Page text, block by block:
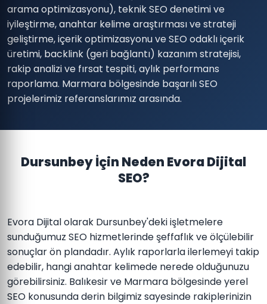
arama optimizasyonu), teknik SEO denetimi ve
iyileştirme, anahtar kelime araştırması ve strateji
geliştirme, içerik optimizasyonu ve SEO odaklı içerik
üretimi, backlink (geri bağlantı) kazanım stratejisi,
rakip analizi ve fırsat tespiti, aylık performans
raporlama. Marmara bölgesinde başarılı SEO
projelerimiz referanslarımız arasında.
Dursunbey İçin Neden Evora Dijital
SEO?
Evora Dijital olarak Dursunbey'deki işletmelere
sunduğumuz SEO hizmetlerinde şeffaflık ve ölçülebilir
sonuçlar ön plandadır. Aylık raporlarla ilerlemeyi takip
edebilir, hangi anahtar kelimede nerede olduğunuzu
görebilirsiniz. Balıkesir ve Marmara bölgesinde yerel
SEO konusunda derin bilgimiz sayesinde rakiplerinizin